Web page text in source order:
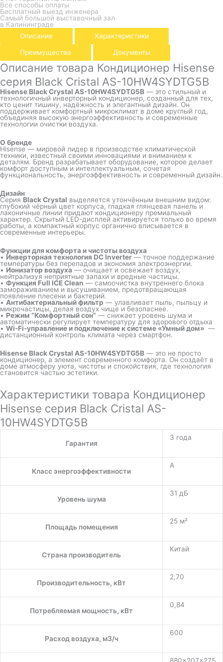
Все способы оплаты
Бесплатный выезд инженера
Самый большой выставочный зал
в Калининграде
Описание
Характеристики
Преимущества Документы
Описание товара Кондиционер Hisense
серия Black Cristal AS-10HW4SYDTG5B
Hisense Black Crystal AS-10HW4SYDTG5B — это стильный и
технологичный инверторный кондиционер, созданный для тех,
кто ценит тишину, надёжность и элегантный дизайн. Он
поддерживает комфортный микроклимат в доме круглый год,
объединяя высокую энергоэффективность и современные
технологии очистки воздуха.
О бренде
Hisense — мировой лидер в производстве климатической
техники, известный своими инновациями и вниманием к
деталям. Бренд разрабатывает оборудование, которое делает
комфорт доступным и интеллектуальным, сочетая
функциональность, энергоэффективность и современный дизайн.
Дизайн
Серия Black Crystal выделяется утончённым внешним видом:
глубокий чёрный цвет корпуса, гладкая глянцевая панель и
лаконичные линии придают кондиционеру премиальный
характер. Скрытый LED-дисплей активируется только во время
работы, а компактный корпус органично вписывается в
современные интерьеры.
Функции для комфорта и чистоты воздуха
• Инверторная технология DC Inverter — точное поддержание
температуры без перепадов и экономия электроэнергии.
• Ионизатор воздуха — очищает и освежает воздух,
нейтрализуя неприятные запахи и вредные частицы.
• Функция Full ICE Clean — самоочистка внутреннего блока
замораживанием и высушиванием, предотвращающая
появление плесени и бактерий.
• Антибактериальный фильтр — улавливает пыль, пыльцу и
микрочастицы, делая воздух чище и безопаснее.
• Режим “Комфортный сон” — снижает уровень шума и
автоматически регулирует температуру для здорового отдыха
• Wi-Fi-управление и подключение к системе «Умный дом» —
дистанционный контроль климата через смартфон.
Hisense Black Crystal AS-10HW4SYDTG5B — это не просто
кондиционер, а элемент современного комфорта. Он создаёт в
доме атмосферу уюта, чистоты и спокойствия, где технология
становится частью эстетики.
Характеристики товара Кондиционер
Hisense серия Black Cristal AS-
10HW4SYDTG5B
Гарантия
3 года
Класс энергоэффективности
A
Уровень шума
31 дБ
Площадь помещения
25 м²
Страна производитель
Китай
Производительность, кВт
2,70
Потребляемая мощность, кВт
0,84
Расход воздуха, м3/ч
600